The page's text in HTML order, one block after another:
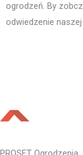
ogrodzeń. By
odwiedzenie naszej